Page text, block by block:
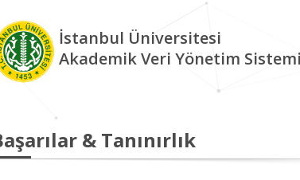
İstanbul Üniversitesi
Akademik Veri Yönetim
& Tanınırlık